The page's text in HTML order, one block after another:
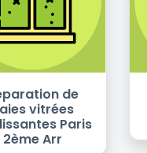
de
vitrées
Paris
2ème Arr